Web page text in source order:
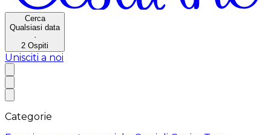
Cerca
Qualsiasi data
·
2 Ospiti
Unisciti a noi
Categorie